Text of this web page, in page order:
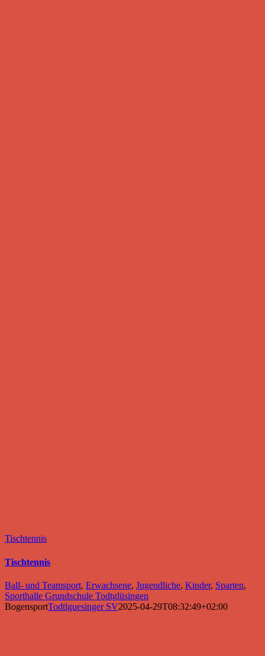
Tischtennis
Tischtennis
Ball- und Teamsport, Erwachsene, Jugendliche, Kinder, Sparten,
Sporthalle Grundschule Todtglüsingen
BogensportTodtlguesinger SV2025-04-29T08:32:49+02:00